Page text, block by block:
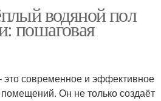
водяной пол
пошаговая
современное и эффективное
Он не только создаёт